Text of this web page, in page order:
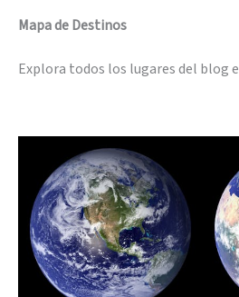
Mapa de Destinos
Explora todos los lugares del blog